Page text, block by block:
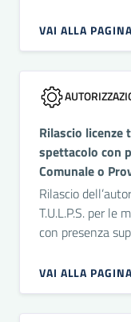
VAI ALLA PAGINA
Rilascio licenze
spettacolo con
Comunale o
Rilascio
T.U.L.P.S. per le
con presenza
VAI ALLA PAGINA